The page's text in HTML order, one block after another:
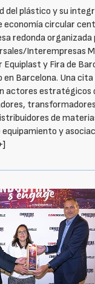
del plástico y su
economía circular
redonda organizada
Interempresas
y Fira de
en Barcelona. Una
actores estratégicos
de
y